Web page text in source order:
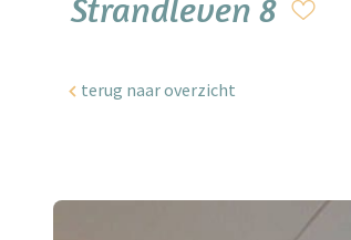
Strandleven 8
terug naar overzicht